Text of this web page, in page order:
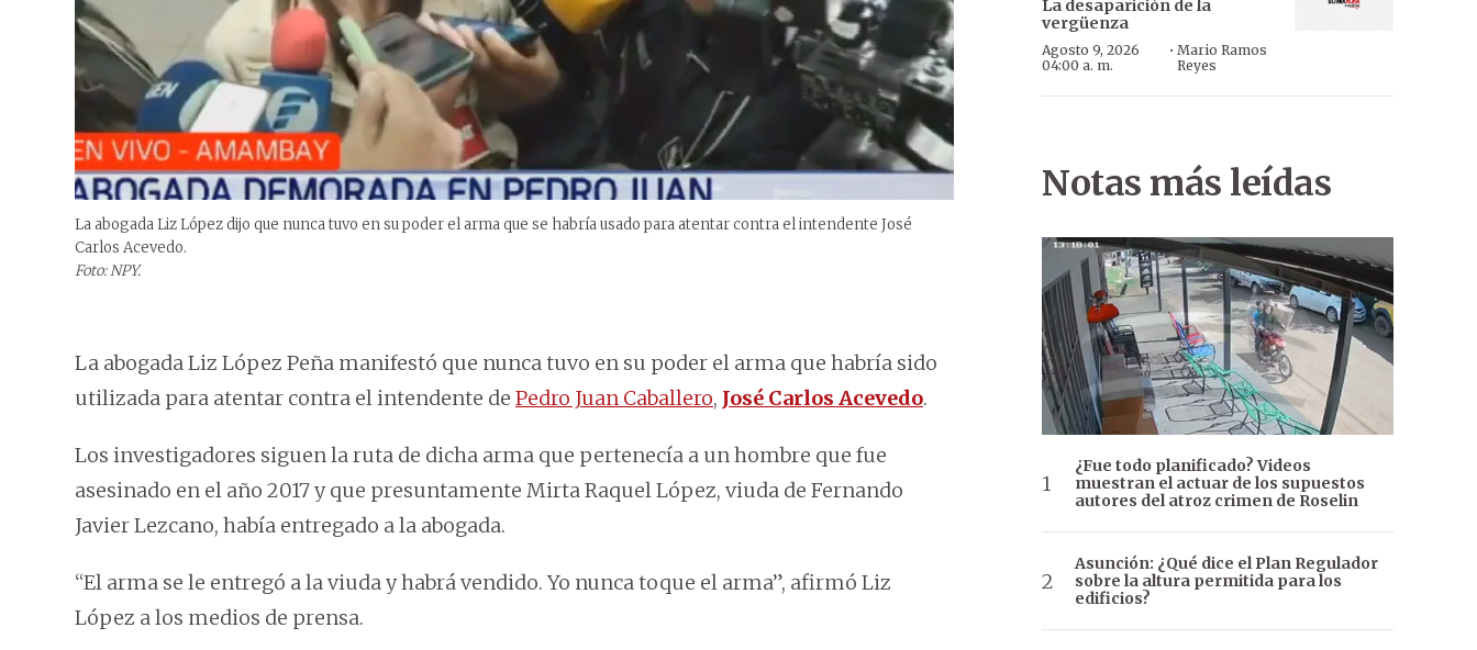
La abogada Liz López dijo que nunca tuvo en su poder el arma que se habría usado para atentar contra el intendente José
Carlos Acevedo.
Foto: NPY.
La abogada Liz López Peña manifestó que nunca tuvo en su poder el arma que habría sido
utilizada para atentar contra el intendente de Pedro Juan Caballero, José Carlos Acevedo.
Los investigadores siguen la ruta de dicha arma que pertenecía a un hombre que fue
asesinado en el año 2017 y que presuntamente Mirta Raquel López, viuda de Fernando
Javier Lezcano, había entregado a la abogada.
“El arma se le entregó a la viuda y habrá vendido. Yo nunca toque el arma”, afirmó Liz
López a los medios de prensa.
La desaparición de la
vergüenza
Agosto 9, 2026
04:00 a. m.
· Mario Ramos
Reyes
Notas más leídas
¿Fue todo planificado? Videos
muestran el actuar de los supuestos
autores del atroz crimen de Roselin
Asunción: ¿Qué dice el Plan Regulador
sobre la altura permitida para los
edificios?